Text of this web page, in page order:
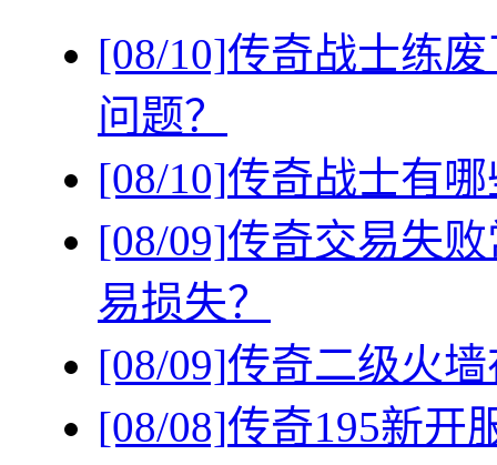
[08/10]传奇战士练
问题？
[08/10]传奇战士有
[08/09]传奇交易失
易损失？
[08/09]传奇二级火
[08/08]传奇195新开